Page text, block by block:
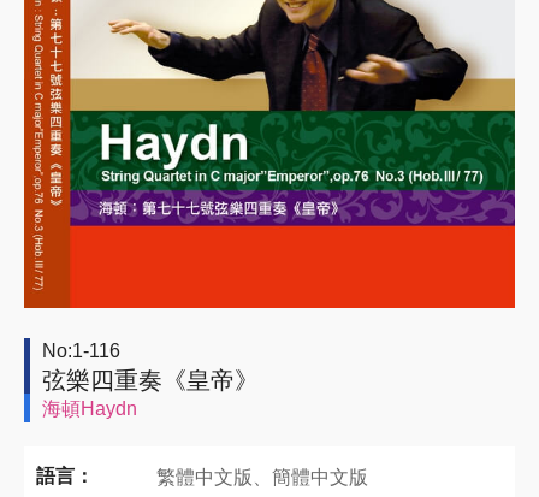
No:1-116
弦樂四重奏《皇帝》
海頓Haydn
語言： 繁體中文版、簡體中文版